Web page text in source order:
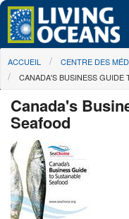
Skip to main content
À propos de nous
Centre des Médias
Les Cartes
Passez à l'action
You are here
ACCUEIL CENTRE DES
CANADA'S BUSINESS GUIDE
Canada's
Seafood